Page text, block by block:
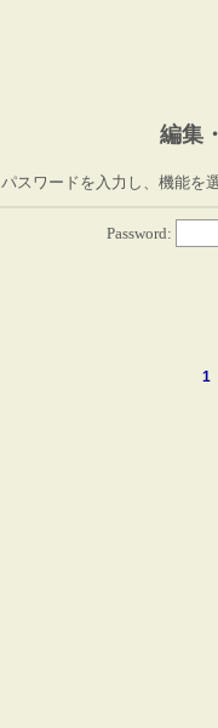
編集
パスワードを入力し、機能を
Password:
1